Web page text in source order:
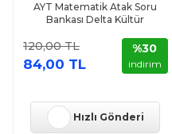
AYT Matematik Atak Soru
Bankası Delta Kültür
120,00 TL
84,00 TL
%30
indirim
Hızlı Gönderi